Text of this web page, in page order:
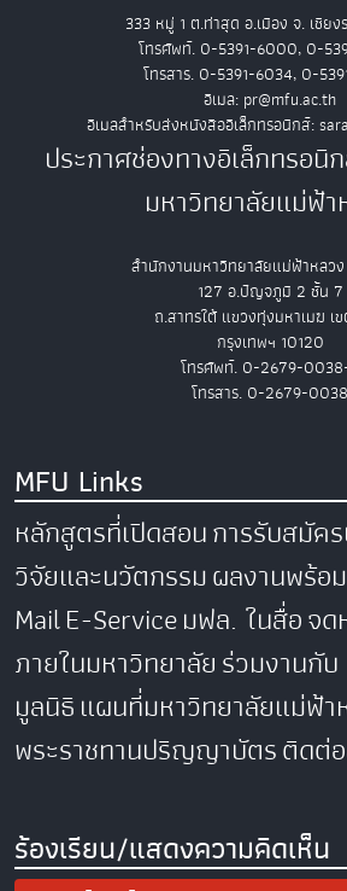
333 หมู่ 1 ต.ท่าสุด อ.เมือง จ. เชีย
โทรศัพท์. 0-5391-6000, 0-
โทรสาร. 0-5391-6034, 0-
อีเมล: pr@mfu.ac.th
อีเมลสำหรับส่งหนังสืออิเล็กทรอนิกส์:
ประกาศช่องทางอิเล็กทรอ
มหาวิทยาลัยแม่ฟ้า
สำนักงานมหาวิทยาลัยแม่ฟ้าหลว
127 อ.ปัญจภูมิ 2 ชั้น 7
ถ.สาทรใต้ แขวงทุ่งมหาเมฆ เ
กรุงเทพฯ 10120
โทรศัพท์. 0-2679-
โทรสาร. 0-2679-0038
MFU Links
หลักสูตรที่เปิดสอนการรับสมัค
วิจัยและนวัตกรรมผลงานพร้อ
MailE-Serviceมฟล. ในสื่อจด
ภายในมหาวิทยาลัยร่วมงานกั
มูลนิธิแผนที่มหาวิทยาลัยแม่ฟ้า
พระราชทานปริญญาบัตรติดต่
ร้องเรียน/แสดงความคิดเห็น